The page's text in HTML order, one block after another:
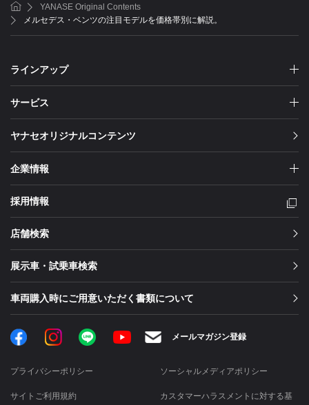
ホームYANASE Original Contents
メルセデス・ベンツの注目モデルを価格帯別に解説。
ラインアップ
サービス
ヤナセオリジナルコンテンツ
企業情報
採用情報
店舗検索
展示車・試乗車検索
車両購入時にご用意いただく書類について
FacebookInstagramLINE YouTube メールマガジン登録
プライバシーポリシー ソーシャルメディアポリシー
サイトご利用規約 カスタマーハラスメントに対する基